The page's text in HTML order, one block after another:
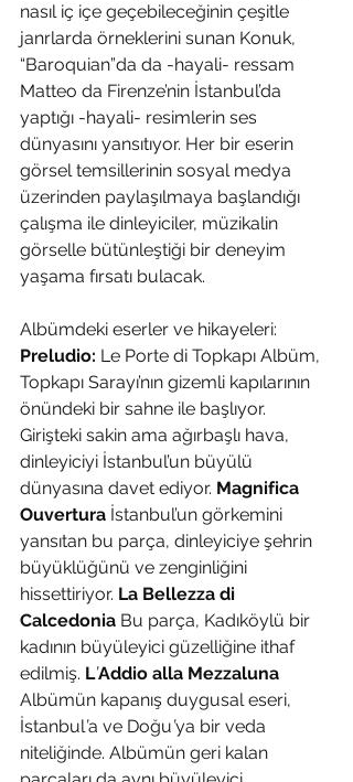
nasıl iç içe geçebileceğinin çeşitle
janrlarda örneklerini sunan Konuk,
“Baroquian”da da -hayali- ressam
Matteo da Firenze’nin İstanbul’da
yaptığı -hayali- resimlerin ses
dünyasını yansıtıyor. Her bir eserin
görsel temsillerinin sosyal medya
üzerinden paylaşılmaya başlandığı
çalışma ile dinleyiciler, müzikalin
görselle bütünleştiği bir deneyim
yaşama fırsatı bulacak.
Albümdeki eserler ve hikayeleri:
Preludio: Le Porte di Topkapı Albüm,
Topkapı Sarayı’nın gizemli kapılarının
önündeki bir sahne ile başlıyor.
Girişteki sakin ama ağırbaşlı hava,
dinleyiciyi İstanbul’un büyülü
dünyasına davet ediyor. Magnifica
Ouvertura İstanbul’un görkemini
yansıtan bu parça, dinleyiciye şehrin
büyüklüğünü ve zenginliğini
hissettiriyor. La Bellezza di
Calcedonia Bu parça, Kadıköylü bir
kadının büyüleyici güzelliğine ithaf
edilmiş. L’Addio alla Mezzaluna
Albümün kapanış duygusal eseri,
İstanbul’a ve Doğu’ya bir veda
niteliğinde. Albümün geri kalan